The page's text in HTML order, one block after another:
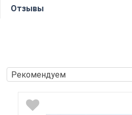
Отзывы
Рекомендуем